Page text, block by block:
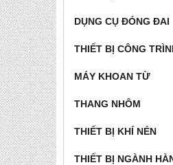
DỤNG CỤ ĐÓNG ĐAI
THIẾT BỊ CÔNG
MÁY KHOAN TỪ
THANG NHÔM
THIẾT BỊ KHÍ NÉN
THIẾT BỊ NGÀNH